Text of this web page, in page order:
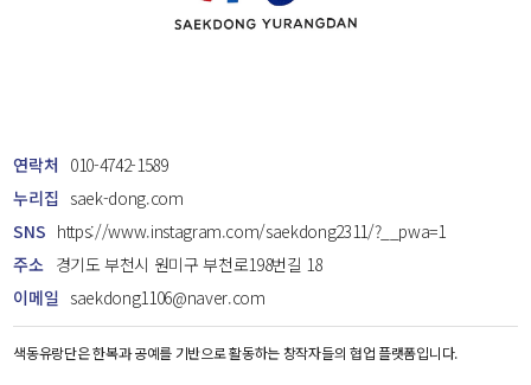
연락처 010-4742-1589
누리집 saek-dong.com
SNS https://www.instagram.com/saekdong2311/?__pwa=1
주소 경기도 부천시 원미구 부천로198번길 18
이메일 saekdong1106@naver.com
색동유랑단은 한복과 공예를 기반으로 활동하는 창작자들의 협업 플랫폼입니다.